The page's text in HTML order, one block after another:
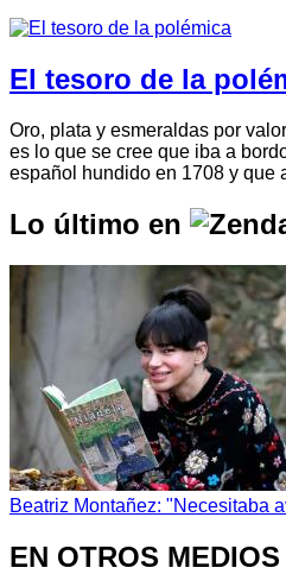
El tesoro de la
Oro, plata y esmeraldas por
es lo que se cree que iba a
español hundido en 1708 y que
Lo último en
Beatriz Montañez: "Necesitaba
EN OTROS MEDIOS